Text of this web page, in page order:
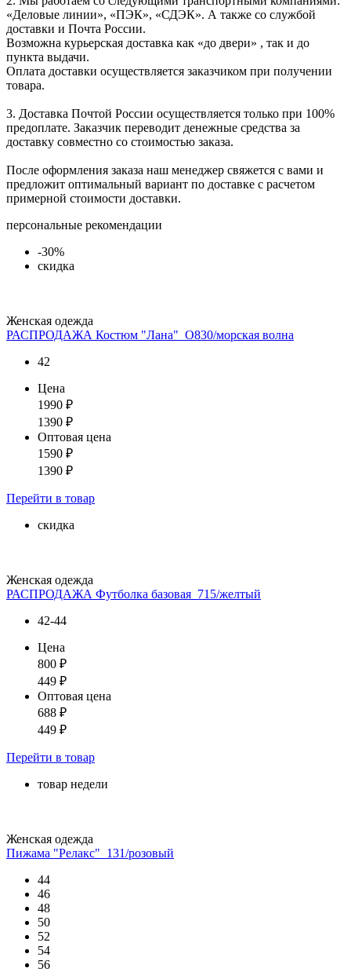
«Деловые линии», «ПЭК», «СДЭК». А также со службой
доставки и Почта России.
Возможна курьерская доставка как «до двери» , так и до
пункта выдачи.
Оплата доставки осуществляется заказчиком при получении
товара.
3. Доставка Почтой России осуществляется только при 100%
предоплате. Заказчик переводит денежные средства за
доставку совместно со стоимостью заказа.
После оформления заказа наш менеджер свяжется с вами и
предложит оптимальный вариант по доставке с расчетом
примерной стоимости доставки.
персональные рекомендации
-30%
скидка
Женская одежда
РАСПРОДАЖА Костюм "Лана"_О830/морская волна
42
Цена
1990 ₽
1390 ₽
Оптовая цена
1590 ₽
1390 ₽
Перейти в товар
скидка
Женская одежда
РАСПРОДАЖА Футболка базовая_715/желтый
42-44
Цена
800 ₽
449 ₽
Оптовая цена
688 ₽
449 ₽
Перейти в товар
товар недели
Женская одежда
Пижама "Релакс"_131/розовый
44
46
48
50
52
54
56